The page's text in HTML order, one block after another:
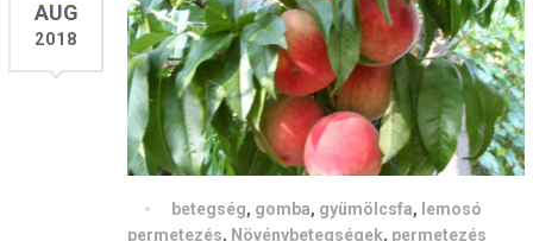
AUG
2018
betegség, gomba, gyümölcsfa, lemosó
permetezés, Növénybetegségek, permetezés